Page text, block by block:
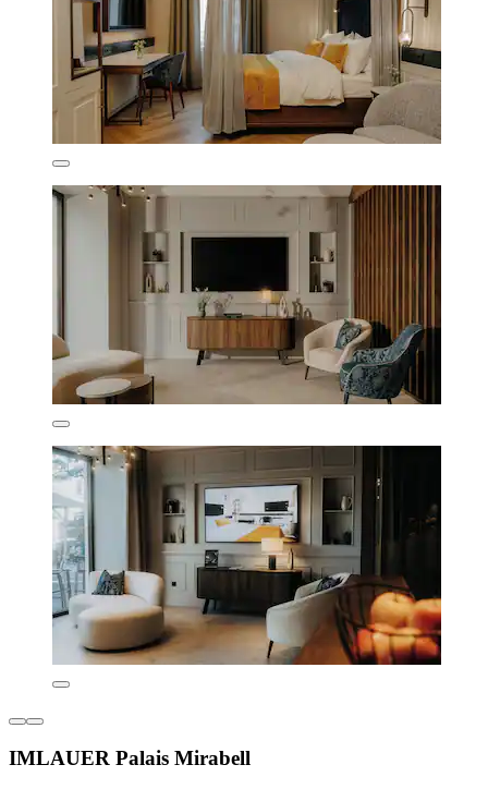
IMLAUER Palais Mirabell